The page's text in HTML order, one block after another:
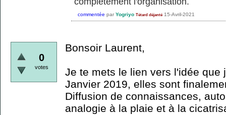
commentée par Yogriyo Tétard déjanté 15-Avril-2021
0
votes
Bonsoir Laurent,
Je te mets le lien vers l'idée que
Janvier 2019, elles sont
Diffusion de connaissances,
analogie à la plaie et à la